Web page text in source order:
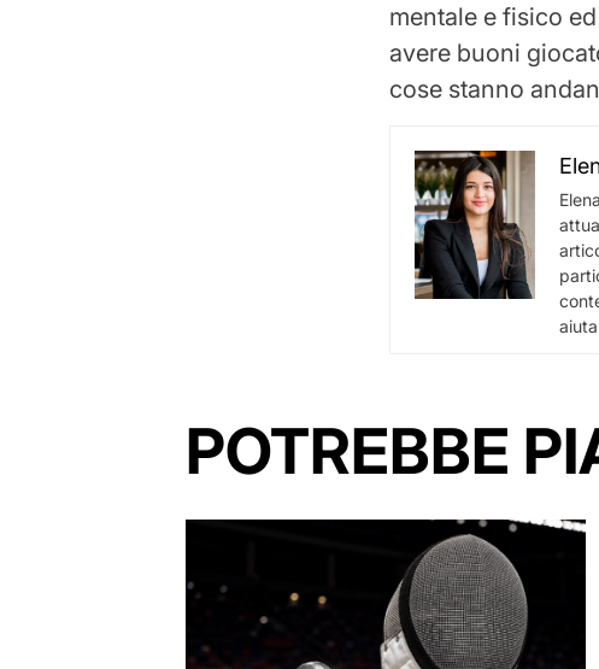
mentale e fisico
avere buoni
cose stanno
POTREBBE